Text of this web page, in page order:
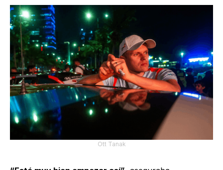
Ott Tanak